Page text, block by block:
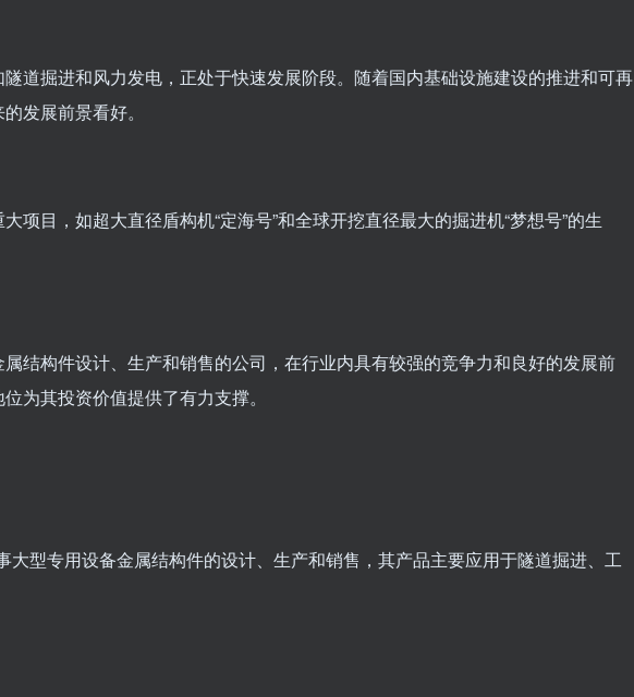
道掘进和风力发电，正处于快速发展阶段。随着国内基础设施建设的推进和可再
发展前景看好。
项目，如超大直径盾构机“定海号”和全球开挖直径最大的掘进机“梦想号”的生
结构件设计、生产和销售的公司，在行业内具有较强的竞争力和良好的发展前
为其投资价值提供了有力支撑。
大型专用设备金属结构件的设计、生产和销售，其产品主要应用于隧道掘进、工